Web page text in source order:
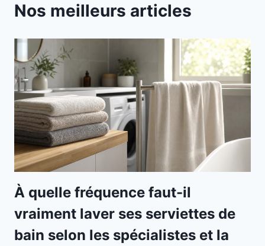
Nos meilleurs articles
À quelle fréquence faut-il
vraiment laver ses serviettes de
bain selon les spécialistes et la